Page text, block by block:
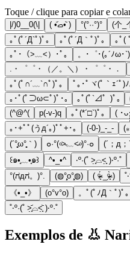
Toque / clique para copiar e
|/)0__0(\| ( •᷄ࡇ•᷅ ) °(°··°)° (个_
｡ﾟ(ﾟ´Д`ﾟ)ﾟ｡
｡ﾟ(ﾟ´Д｀ﾟ)ﾟ｡ ｡ﾟ(
｡ﾟ･（>﹏<）･ﾟ｡
。･゜･(｡´ﾉω･`)
.・゜゜・（／。＼）・゜゜・．
｡ﾟ(ﾟ∩´﹏`∩ﾟ)ﾟ｡
ﾟ｡･ﾟヾ(ﾟ｀ｪ´ﾟ)ﾉ
｡･ﾟ(ﾟ⊃ω⊂ﾟ)ﾟ･｡
｡ﾟ(ﾟ`⊿゜)ﾟ｡
(^@^(
p(-v-)q ｡ﾟ(*´□`)ﾟ｡ ( ･ᴗ
｡･+ﾟﾟ(うд´｡)ﾟﾟ+･｡
(-0-)_-_-
(´°̥̥̥ω°̥̥̥｀)
๐·°(৹˃̵﹏˂̵৹)°·๐ (´；д
꒰๑•̥﹏•̥๑꒱
^•_•^ ‧º·(˚ ˃̣̣̥⌓˂̣̣̥ )‧º·˚
°(ಗдಗ。)°.
(◍°̧̧̧o°̧̧̧◍) ( ᵒ̴̶̷̥́ _ᵒ̴̶̷̣̥̀ )
《•_•》
(o°v°o) 。ﾟ(ﾟﾉД｀ﾟ)ﾟ｡
˚‧º·(˚ ˃̣̣̥᷄⌓˂̣̣̥᷅ )‧º·˚
Exemplos de 👃